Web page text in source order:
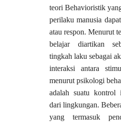
teori Behavioristik
perilaku manusia
atau respon. Menurut
belajar diartikan
tingkah laku sebagai
interaksi antara
menurut psikologi
adalah suatu kontrol
dari lingkungan.
yang termasuk